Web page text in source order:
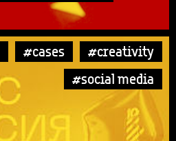
#cases
#creativity
#social media